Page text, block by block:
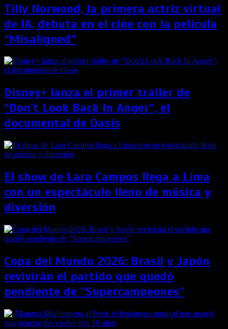
Tilly Norwood, la primera actriz virtual
de IA, debuta en el cine con la película
“Misaligned”
Disney+ lanza el primer tráiler de
“Don’t Look Back In Anger”, el
documental de Oasis
El show de Lara Campos llega a Lima
con un espectáculo lleno de música y
diversión
Copa del Mundo 2026: Brasil y Japón
revivirán el partido que quedó
pendiente de “Supercampeones”